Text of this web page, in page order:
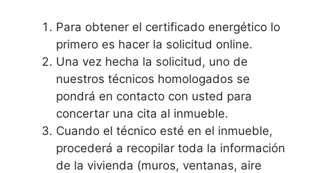
Para obtener el certificado energético lo
primero es hacer la solicitud online.
Una vez hecha la solicitud, uno de
nuestros técnicos homologados se
pondrá en contacto con usted para
concertar una cita al inmueble.
Cuando el técnico esté en el inmueble,
procederá a recopilar toda la información
de la vivienda (muros, ventanas, aire